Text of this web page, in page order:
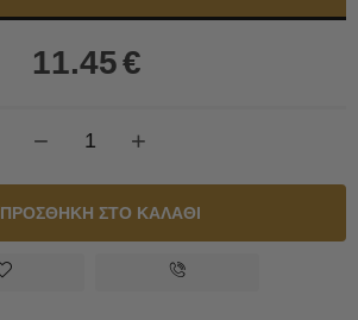
11.45€
+
−
ΠΡΟΣΘΗΚΗ ΣΤΟ ΚΑΛΑΘΙ